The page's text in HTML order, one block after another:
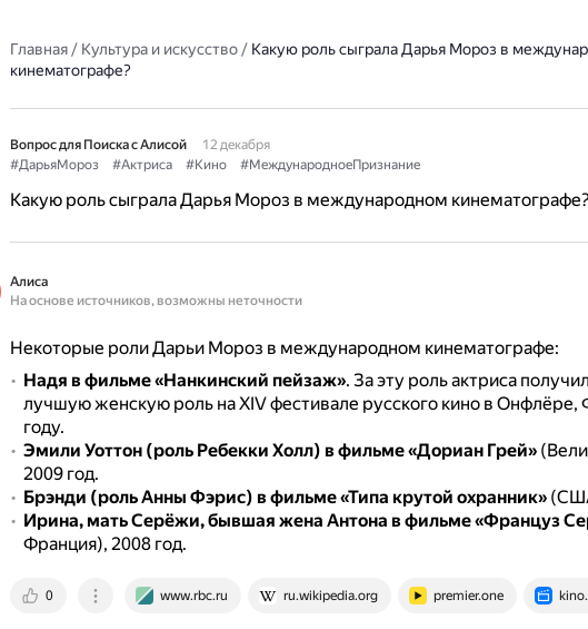
Главная/ Культура и искусство/ Какую роль сыграла Дарья Мороз в
кинематографе?
Вопрос для Поиска с Алисой
12 декабря
#ДарьяМороз
#Актриса #Кино #МеждународноеПризнание
Какую роль сыграла Дарья Мороз в международном кинематографе?
Алиса
На основе источников, возможны неточности
Некоторые роли Дарьи Мороз в международном кинематографе:
Надя в фильме «Нанкинский пейзаж». За эту роль актриса
лучшую женскую роль на XIV фестивале русского кино в Онфлёре,
году.
Эмили Уоттон (роль Ребекки Холл) в фильме «Дориан Грей»
2009 год.
Брэнди (роль Анны Фэрис) в фильме «Типа крутой охранник»
Ирина, мать Серёжи, бывшая жена Антона в фильме «Француз
Франция), 2008 год.
0 www.rbc.ru ru.wikipedia.org premier.one